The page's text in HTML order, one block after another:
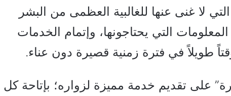
لا غنى عنها للغالبية العظمى من البشر
التي يحتاجونها، وإتمام الخدمات
طويلاً في فترة زمنية قصيرة دون عناء.
على تقديم خدمة مميزة لزواره؛ بإتاحة كل